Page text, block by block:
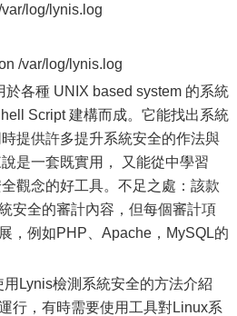
log/lynis.log
/var/log/lynis.log
各種 UNIX based system 的系統
Script 建構而成。它能找出系統
提供許多提升系統安全的作法與
是一套既實用， 又能從中學習
觀念的好工具。不足之處：該款
安全的審計內容，但每個審計項
，例如PHP、Apache，MySQL的
檢測系統安全的方法介紹
行，有時需要使用工具對Linux系